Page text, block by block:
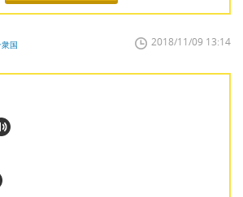
国 2018/11/09 13:14